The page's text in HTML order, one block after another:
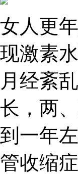
女人更
现激素
月经紊
长，两
到一年
管收缩